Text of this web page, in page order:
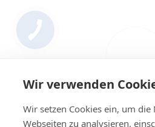
Wir verwenden
Wir setzen Cookies ein, um
Webseiten zu analysieren,